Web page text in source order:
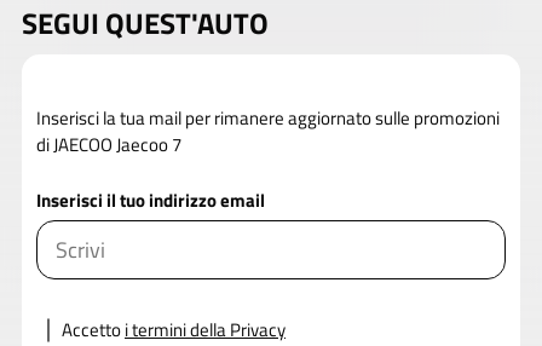
SEGUI QUEST'AUTO
Inserisci la tua mail per rimanere aggiornato sulle promozioni
di JAECOO Jaecoo 7
Inserisci il tuo indirizzo email
Accettoi termini della Privacy